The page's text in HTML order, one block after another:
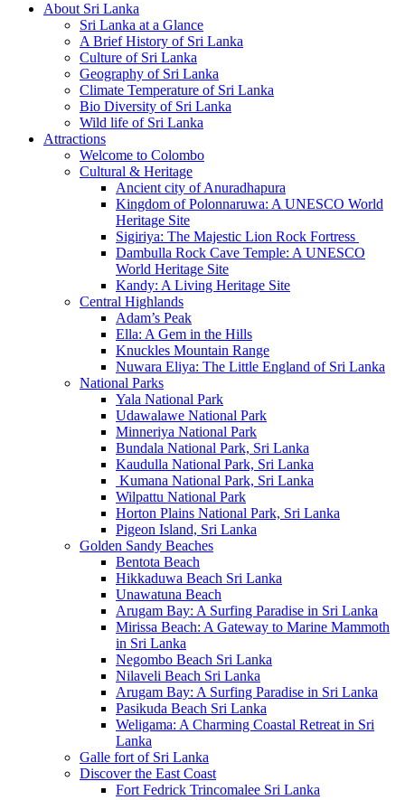
About Sri Lanka
Sri Lanka at a Glance
A Brief History of Sri Lanka
Culture of Sri Lanka
Geography of Sri Lanka
Climate Temperature of Sri Lanka
Bio Diversity of Sri Lanka
Wild life of Sri Lanka
Attractions
Welcome to Colombo
Cultural & Heritage
Ancient city of Anuradhapura
Kingdom of Polonnaruwa: A UNESCO World
Heritage Site
Sigiriya: The Majestic Lion Rock Fortress
Dambulla Rock Cave Temple: A UNESCO
World Heritage Site
Kandy: A Living Heritage Site
Central Highlands
Adam’s Peak
Ella: A Gem in the Hills
Knuckles Mountain Range
Nuwara Eliya: The Little England of Sri Lanka
National Parks
Yala National Park
Udawalawe National Park
Minneriya National Park
Bundala National Park, Sri Lanka
Kaudulla National Park, Sri Lanka
Kumana National Park, Sri Lanka
Wilpattu National Park
Horton Plains National Park, Sri Lanka
Pigeon Island, Sri Lanka
Golden Sandy Beaches
Bentota Beach
Hikkaduwa Beach Sri Lanka
Unawatuna Beach
Arugam Bay: A Surfing Paradise in Sri Lanka
Mirissa Beach: A Gateway to Marine Mammoth
in Sri Lanka
Negombo Beach Sri Lanka
Nilaveli Beach Sri Lanka
Arugam Bay: A Surfing Paradise in Sri Lanka
Pasikuda Beach Sri Lanka
Weligama: A Charming Coastal Retreat in Sri
Lanka
Galle fort of Sri Lanka
Discover the East Coast
Fort Fedrick Trincomalee Sri Lanka